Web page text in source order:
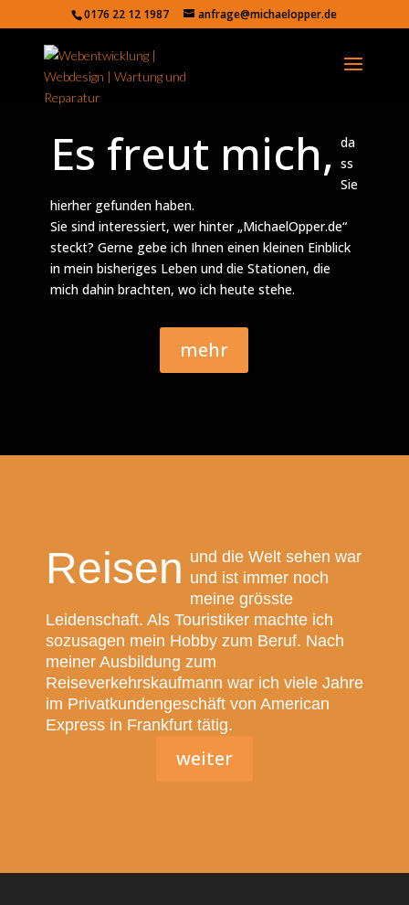
0176 22 12 1987 anfrage@michaelopper.de
Es freut mich, da
ss
Sie
hierher gefunden haben.
Sie sind interessiert, wer hinter „MichaelOpper.de“
steckt? Gerne gebe ich Ihnen einen kleinen Einblick
in mein bisheriges Leben und die Stationen, die
mich dahin brachten, wo ich heute stehe.
mehr
Reisen und die Welt sehen war
und ist immer noch
meine grösste
Leidenschaft. Als Touristiker machte ich
sozusagen mein Hobby zum Beruf. Nach
meiner Ausbildung zum
Reiseverkehrskaufmann war ich viele Jahre
im Privatkundengeschäft von American
Express in Frankfurt tätig.
weiter